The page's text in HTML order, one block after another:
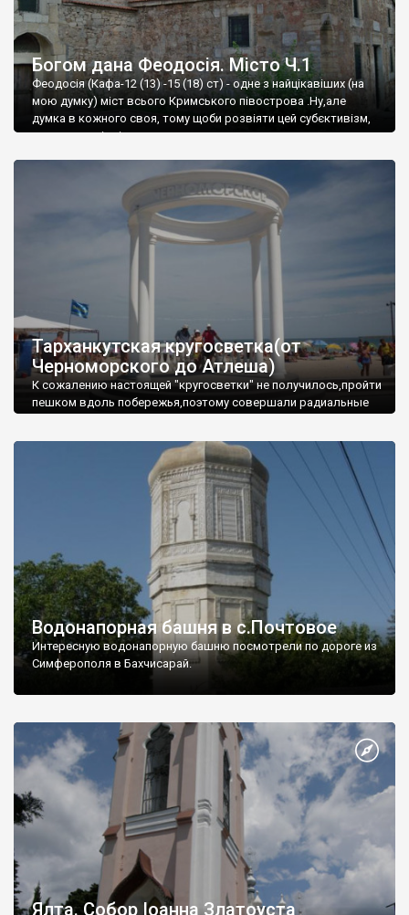
Богом дана Феодосія. Місто Ч.1
Феодосія (Кафа-12 (13) -15 (18) ст) - одне з найцікавіших (на
мою думку) міст всього Кримського півострова .Ну,але
думка в кожного своя, тому щоби розвіяти цей субєктивізм,
запрошую відвідати це
Тарханкутская кругосветка(от
Черноморского до Атлеша)
К сожалению настоящей "кругосветки" не получилось,пройти
пешком вдоль побережья,поэтому совершали радиальные
Водонапорная башня в с.Почтовое
Интересную водонапорную башню посмотрели по дороге из
Симферополя в Бахчисарай.
Ялта. Собор Іоанна Златоуста